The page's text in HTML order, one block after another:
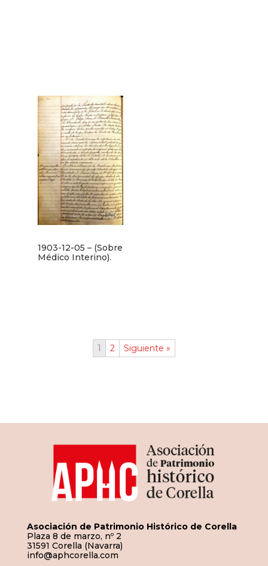
1903-12-05 – (Sobre
Médico Interino).
1 2 Siguiente »
Asociación de Patrimonio Histórico de Corella
Plaza 8 de marzo, nº 2
31591 Corella (Navarra)
info@aphcorella.com